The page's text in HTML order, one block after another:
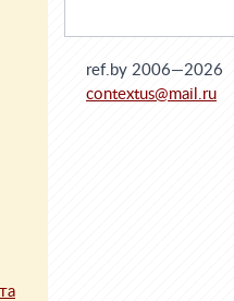
ref.by 2006—2026
contextus@mail.ru